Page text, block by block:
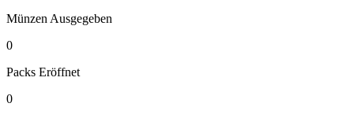
Münzen Ausgegeben
0
Packs Eröffnet
0